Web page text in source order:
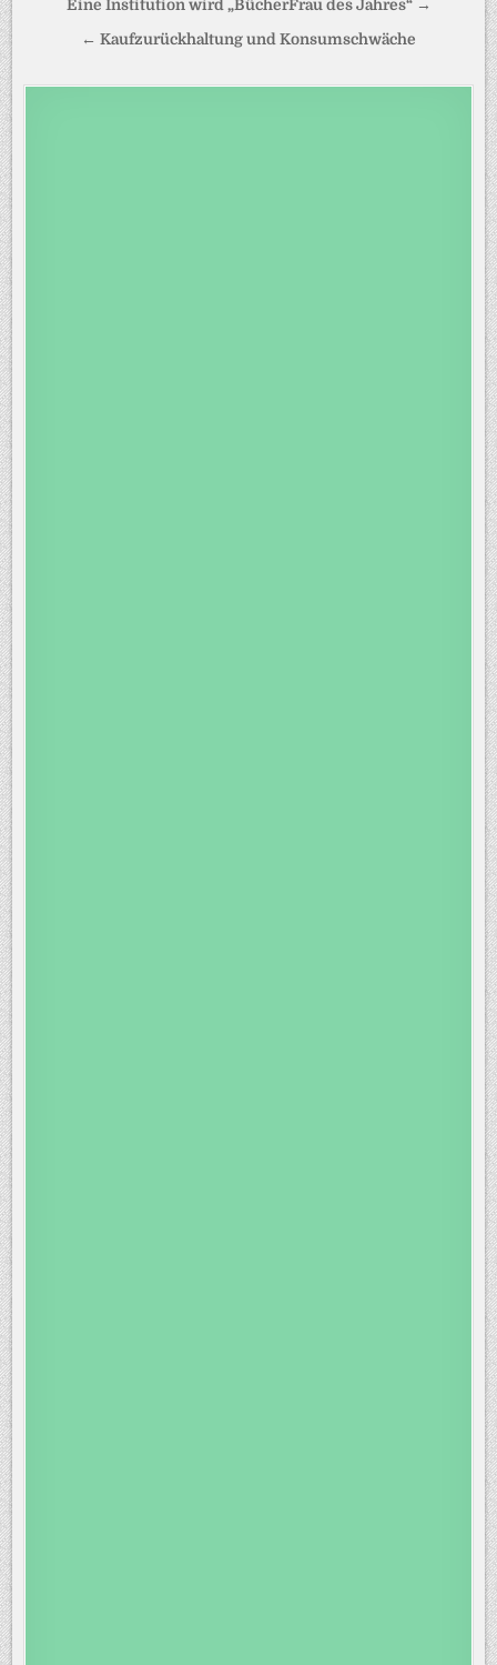
Eine Institution wird „BücherFrau des Jahres“ →
← Kaufzurückhaltung und Konsumschwäche